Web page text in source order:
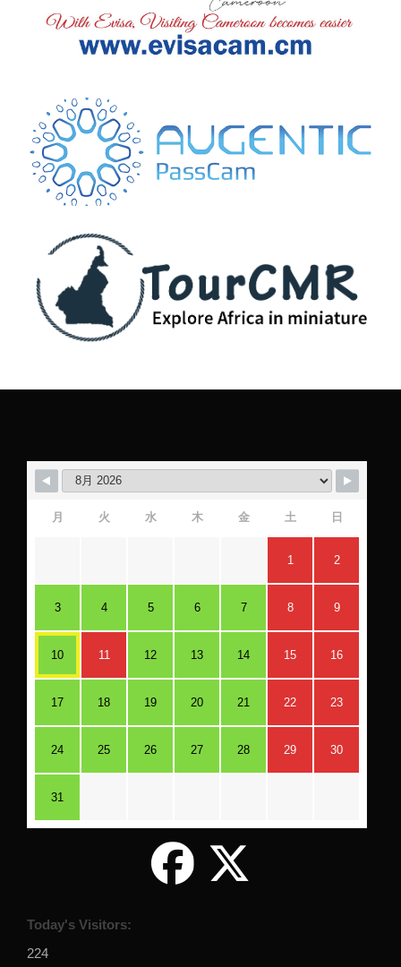
月 火 水 木 金 土 日
1 2
3 4 5 6 7 8 9
10 11 12 13 14 15 16
17 18 19 20 21 22 23
24 25 26 27 28 29 30
31
Today's Visitors:
224